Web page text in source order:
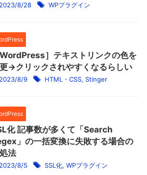
2023/8/28 WPプラグイン
WordPress］テキストリンクの色を
→クリックされやすくなるらしい
2023/8/9 HTML・CSS, Stinger
化 記事数が多くて「Search
」の一括変換に失敗する場合の
法
2023/8/5 SSL化, WPプラグイン